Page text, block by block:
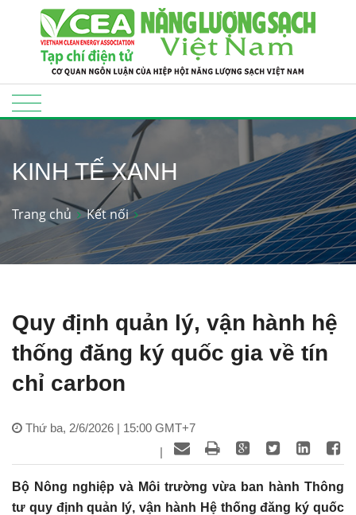
KINH TẾ XANH
Trang chủ Kết nối
Quy định quản lý, vận hành hệ
thống đăng ký quốc gia về tín
chỉ carbon
Thứ ba, 2/6/2026 | 15:00 GMT+7
|
Bộ Nông nghiệp và Môi trường vừa ban hành Thông
tư quy định quản lý, vận hành Hệ thống đăng ký quốc